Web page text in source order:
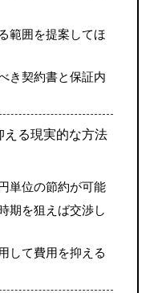
範囲を提案してほ
き契約書と保証内
える現実的な方法
単位の節約が可能
期を狙えば交渉し
して費用を抑える